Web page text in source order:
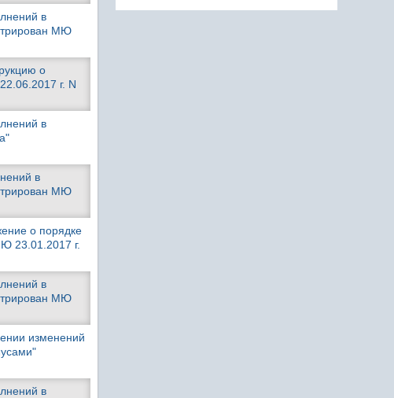
в
МЮ
о
г. N
в
в
МЮ
о порядке
23.01.2017 г.
в
МЮ
изменений
в